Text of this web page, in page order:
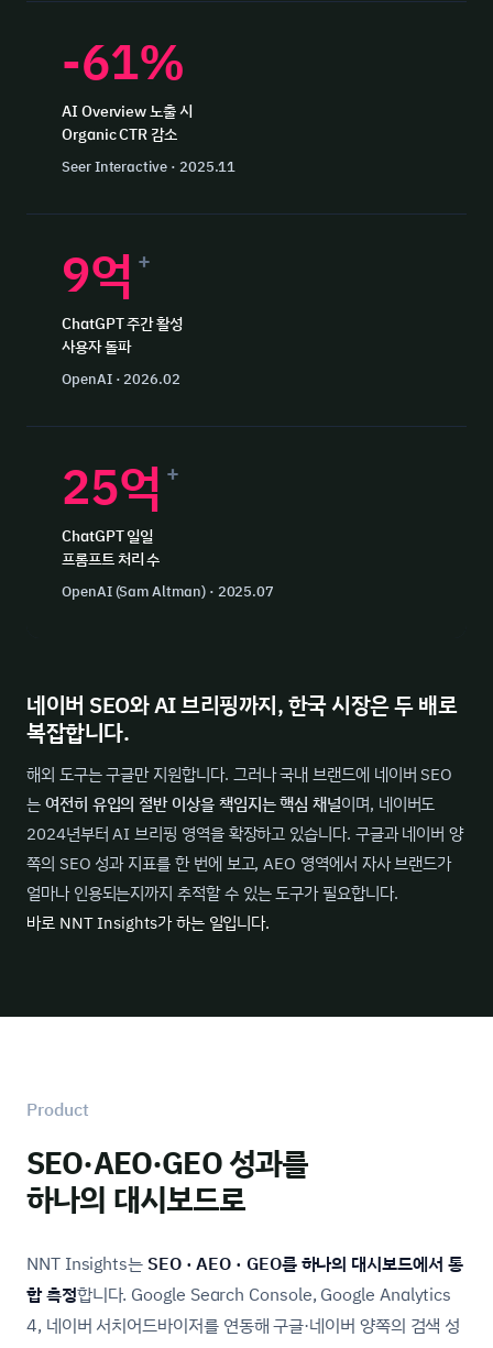
-61%
AI Overview 노출 시
Organic CTR 감소
Seer Interactive · 2025.11
9억 +
ChatGPT 주간 활성
사용자 돌파
OpenAI · 2026.02
25억 +
ChatGPT 일일
프롬프트 처리 수
OpenAI (Sam Altman) · 2025.07
네이버 SEO와 AI 브리핑까지, 한국 시장은 두 배로
복잡합니다.
해외 도구는 구글만 지원합니다. 그러나 국내 브랜드에 네이버 SEO
는여전히 유입의 절반 이상을 책임지는 핵심 채널이며, 네이버도
2024년부터 AI 브리핑 영역을 확장하고 있습니다. 구글과 네이버 양
쪽의 SEO 성과 지표를 한 번에 보고, AEO 영역에서 자사 브랜드가
얼마나 인용되는지까지 추적할 수 있는 도구가 필요합니다.
바로 NNT Insights가 하는 일입니다.
Product
SEO·AEO·GEO 성과를
하나의 대시보드로
NNT Insights는SEO · AEO · GEO를 하나의 대시보드에서 통
합 측정합니다. Google Search Console, Google Analytics
4, 네이버 서치어드바이저를 연동해 구글·네이버 양쪽의 검색 성